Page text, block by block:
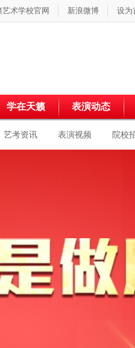
艺术学校官网 新浪微博 设为
学在天籁 表演动态
艺考资讯 表演视频 院校